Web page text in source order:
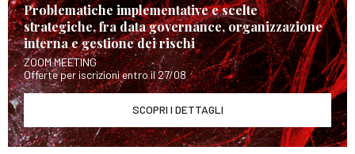
Problematiche implementative e scelte
strategiche, fra data governance, organizzazione
interna e gestione dei rischi
ZOOM MEETING
Offerte per iscrizioni entro il 27/08
SCOPRI I DETTAGLI